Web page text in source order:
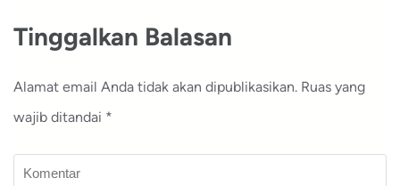
Tinggalkan Balasan
Alamat email Anda tidak akan dipublikasikan. Ruas yang
wajib ditandai *
Komentar